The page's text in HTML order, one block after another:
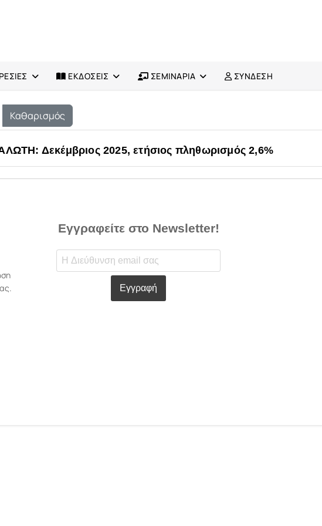
ΕΚΔΟΣΕΙΣ ΣΕΜΙΝΑΡΙΑ ΣΥΝΔΕΣΗ
Καθαρισμός
Δεκέμβριος 2025, ετήσιος πληθωρισμός 2,6%
Εγγραφείτε στο Newsletter!
Εγγραφή